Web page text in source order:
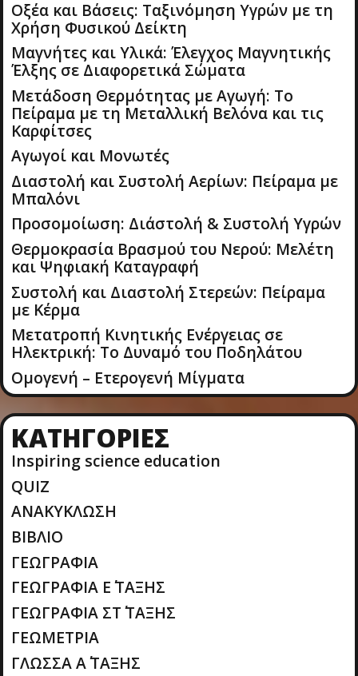
Ρ
Θ
Ρ
Ω
Ν
Οξέα και Βάσεις: Ταξινόμηση Υγρών με τη
Χρήση Φυσικού Δείκτη
Μαγνήτες και Υλικά: Έλεγχος Μαγνητικής
Έλξης σε Διαφορετικά Σώματα
Μετάδοση Θερμότητας με Αγωγή: Το
Πείραμα με τη Μεταλλική Βελόνα και τις
Καρφίτσες
Αγωγοί και Μονωτές
Διαστολή και Συστολή Αερίων: Πείραμα με
Μπαλόνι
Προσομοίωση: Διάστολή & Συστολή Υγρών
Θερμοκρασία Βρασμού του Νερού: Μελέτη
και Ψηφιακή Καταγραφή
Συστολή και Διαστολή Στερεών: Πείραμα
με Κέρμα
Μετατροπή Κινητικής Ενέργειας σε
Ηλεκτρική: Το Δυναμό του Ποδηλάτου
Ομογενή – Ετερογενή Μίγματα
KΑΤΗΓΟΡΊΕΣ
Inspiring science education
QUIZ
ΑΝΑΚΥΚΛΩΣΗ
ΒΙΒΛΙΟ
ΓΕΩΓΡΑΦΙΑ
ΓΕΩΓΡΑΦΙΑ Ε΄ ΤΑΞΗΣ
ΓΕΩΓΡΑΦΙΑ ΣΤ΄ ΤΑΞΗΣ
ΓΕΩΜΕΤΡΙΑ
ΓΛΩΣΣΑ Α΄ ΤΑΞΗΣ